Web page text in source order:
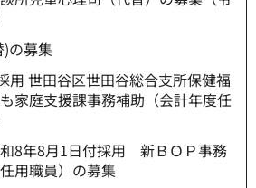
の募集
用 世田谷区世田谷総合支所保健福
家庭支援課事務補助（会計年度任
和8年8月1日付採用 新ＢＯＰ事務
用職員）の募集